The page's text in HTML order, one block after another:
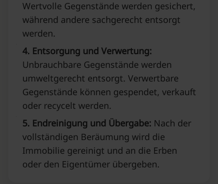
Wertvolle Gegenstände werden gesichert,
während andere sachgerecht entsorgt
werden.
4. Entsorgung und Verwertung:
Unbrauchbare Gegenstände werden
umweltgerecht entsorgt. Verwertbare
Gegenstände können gespendet, verkauft
oder recycelt werden.
5. Endreinigung und Übergabe: Nach der
vollständigen Beräumung wird die
Immobilie gereinigt und an die Erben
oder den Eigentümer übergeben.